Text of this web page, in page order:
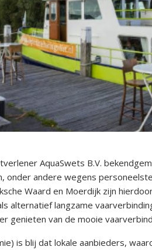
AquaSwets B.V.
onder andere wegens
Waard en Moerdijk zijn
alternatief langzame
genieten van de mooie
is blij dat lokale aanbieders,